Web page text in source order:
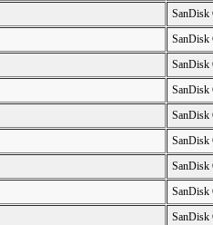
SanDisk
SanDisk
SanDisk
SanDisk
SanDisk
SanDisk
SanDisk
SanDisk
SanDisk